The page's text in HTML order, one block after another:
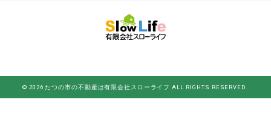
© 2026 たつの市の不動産は有限会社スローライフ ALL RIGHTS RESERVED.